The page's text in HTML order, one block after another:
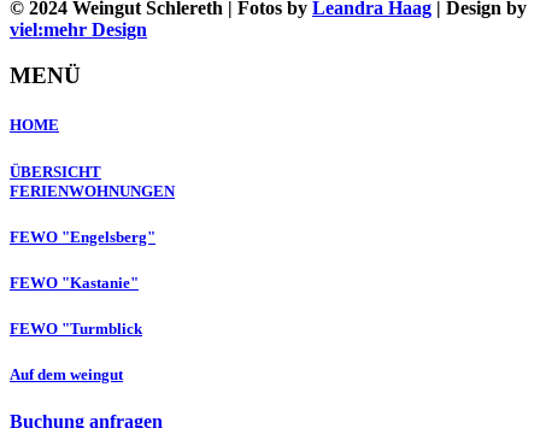
© 2024 Weingut Schlereth | Fotos by Leandra Haag | Design by
viel:mehr Design
MENÜ
HOME
ÜBERSICHT
FERIENWOHNUNGEN
FEWO "Engelsberg"
FEWO "Kastanie"
FEWO "Turmblick
Auf dem weingut
Buchung anfragen